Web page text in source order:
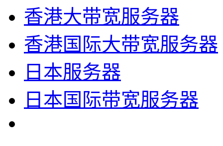
香港大带宽服务器
香港国际大带宽服务器
日本服务器
日本国际带宽服务器